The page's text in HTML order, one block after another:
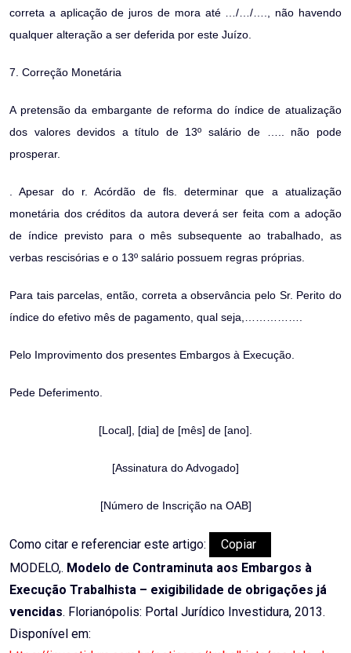
correta a aplicação de juros de mora até …/…/…., não havendo
qualquer alteração a ser deferida por este Juízo.
7. Correção Monetária
A pretensão da embargante de reforma do índice de atualização
dos valores devidos a título de 13º salário de ….. não pode
prosperar.
. Apesar do r. Acórdão de fls. determinar que a atualização
monetária dos créditos da autora deverá ser feita com a adoção
de índice previsto para o mês subsequente ao trabalhado, as
verbas rescisórias e o 13º salário possuem regras próprias.
Para tais parcelas, então, correta a observância pelo Sr. Perito do
índice do efetivo mês de pagamento, qual seja,…………….
Pelo Improvimento dos presentes Embargos à Execução.
Pede Deferimento.
[Local], [dia] de [mês] de [ano].
[Assinatura do Advogado]
[Número de Inscrição na OAB]
Como citar e referenciar este artigo:
Copiar
MODELO,. Modelo de Contraminuta aos Embargos à
Execução Trabalhista – exigibilidade de obrigações já
vencidas. Florianópolis: Portal Jurídico Investidura, 2013.
Disponível em: